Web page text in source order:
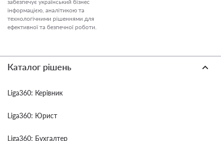
забезпечує український бізнес
інформацією, аналітикою та
технологічними рішеннями для
ефективної та безпечної роботи.
Каталог рішень
Liga360: Керівник
Liga360: Юрист
Liga360: Бухгалтер